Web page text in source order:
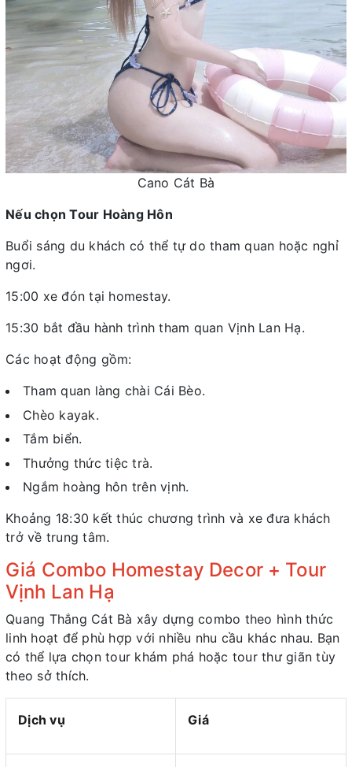
Cano Cát Bà
Nếu chọn Tour Hoàng Hôn
Buổi sáng du khách có thể tự do tham quan hoặc nghỉ
ngơi.
15:00 xe đón tại homestay.
15:30 bắt đầu hành trình tham quan Vịnh Lan Hạ.
Các hoạt động gồm:
Tham quan làng chài Cái Bèo.
Chèo kayak.
Tắm biển.
Thưởng thức tiệc trà.
Ngắm hoàng hôn trên vịnh.
Khoảng 18:30 kết thúc chương trình và xe đưa khách
trở về trung tâm.
Giá Combo Homestay Decor + Tour
Vịnh Lan Hạ
Quang Thắng Cát Bà xây dựng combo theo hình thức
linh hoạt để phù hợp với nhiều nhu cầu khác nhau. Bạn
có thể lựa chọn tour khám phá hoặc tour thư giãn tùy
theo sở thích.
Dịch vụ Giá